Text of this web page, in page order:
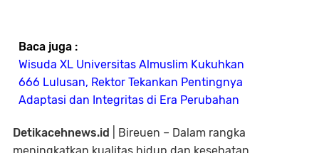
Baca juga :
Wisuda XL Universitas Almuslim Kukuhkan
666 Lulusan, Rektor Tekankan Pentingnya
Adaptasi dan Integritas di Era Perubahan
Detikacehnews.id
| Bireuen – Dalam rangka